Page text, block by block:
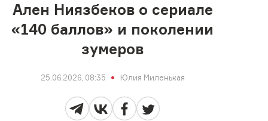
Ален Ниязбеков о сериале
«140 баллов» и поколении
зумеров
25.06.2026, 08:35 Юлия Миленькая